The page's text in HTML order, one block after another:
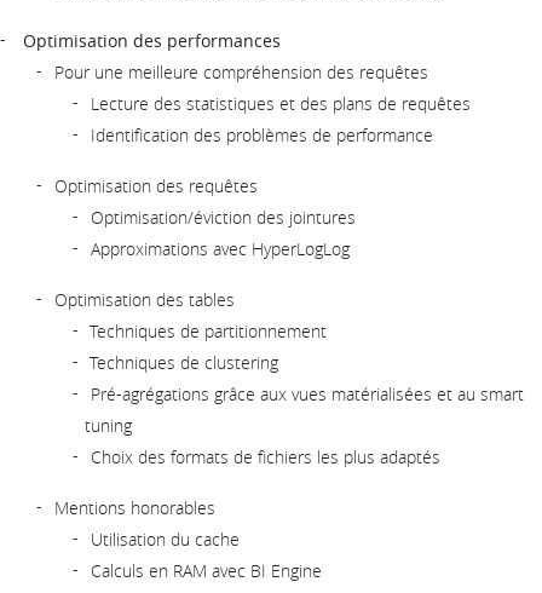
Optimisation des performances
Pour une meilleure compréhension des requêtes
Lecture des statistiques et des plans de requêtes
Identification des problèmes de performance
Optimisation des requêtes
Optimisation/éviction des jointures
Approximations avec HyperLogLog
Optimisation des tables
Techniques de partitionnement
Techniques de clustering
Pré-agrégations grâce aux vues matérialisées et au smart
tuning
Choix des formats de fichiers les plus adaptés
Mentions honorables
Utilisation du cache
Calculs en RAM avec BI Engine